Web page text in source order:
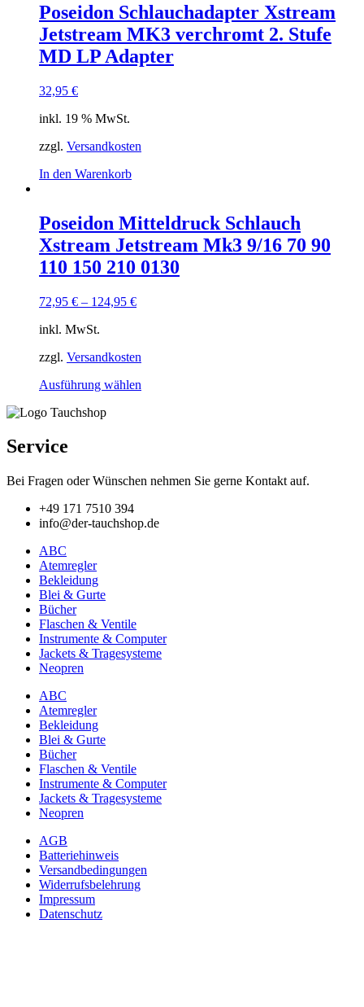
Poseidon Schlauchadapter Xstream
Jetstream MK3 verchromt 2. Stufe
MD LP Adapter
32,95 €
inkl. 19 % MwSt.
zzgl. Versandkosten
In den Warenkorb
Poseidon Mitteldruck Schlauch
Xstream Jetstream Mk3 9/16 70 90
110 150 210 0130
72,95 € – 124,95 €
inkl. MwSt.
zzgl. Versandkosten
Ausführung wählen
Optionen
auf
der
Service
Bei Fragen oder Wünschen nehmen Sie gerne Kontakt auf.
+49 171 7510 394
info@der-tauchshop.de
ABC
Atemregler
Bekleidung
Blei & Gurte
Bücher
Flaschen & Ventile
Instrumente & Computer
Jackets & Tragesysteme
Neopren
ABC
Atemregler
Bekleidung
Blei & Gurte
Bücher
Flaschen & Ventile
Instrumente & Computer
Jackets & Tragesysteme
Neopren
AGB
Batteriehinweis
Versandbedingungen
Widerrufsbelehrung
Impressum
Datenschutz